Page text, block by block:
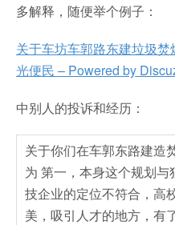
多解释，随便举个例子：
关于车坊车郭路东建垃圾
光便民 – Powered by
中别人的投诉和经历：
关于你们在车郭东路建造
为 第一，本身这个规划
技企业的定位不符合，高
美，吸引人才的地方，有